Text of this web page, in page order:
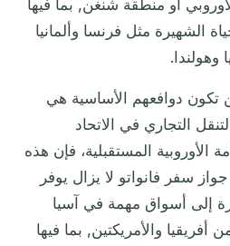
أو منطقة شنغن, بما فيها
الشهيرة مثل فرنسا وألمانيا
وهولندا.
تكون دوافعهم الأساسية هي
التجاري في الاتحاد
الأوروبية المستقبلية، فإن هذه
سفر فانواتو لا يزال يوفر
إلى أسواق مهمة في آسيا
والأمريكتين, بما فيها